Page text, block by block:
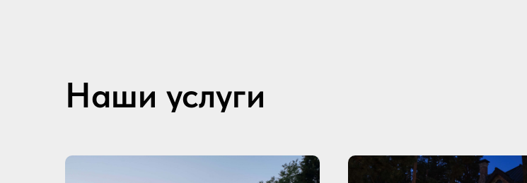
Наши услуги